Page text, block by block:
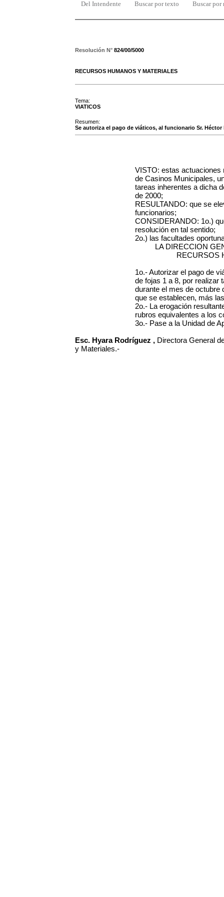
Del Intendente Buscar por texto Buscar por
Resolución N° 824/00/5000
RECURSOS HUMANOS Y MATERIALES
Tema:
VIATICOS
Resumen:
Se autoriza el pago de viáticos, al funcionario Sr.
VISTO: estas actuaciones
de Casinos Municipales,
tareas inherentes a dicha
de 2000;
RESULTANDO: que se
funcionarios;
CONSIDERANDO: 1o.)
resolución en tal sentido;
2o.) las facultades
LA DIRECCION
RECURSOS
1o.- Autorizar el pago de
de fojas 1 a 8, por realizar
durante el mes de octubre
que se establecen, más
2o.- La erogación
rubros equivalentes a los
3o.- Pase a la Unidad de
Esc. Hyara Rodríguez , Directora General
y Materiales.-